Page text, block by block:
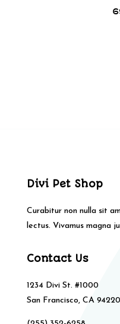
Divi Pet Shop
Curabitur non nulla sit
lectus. Vivamus magna
Contact Us
1234 Divi St. #1000
San Francisco, CA 94220